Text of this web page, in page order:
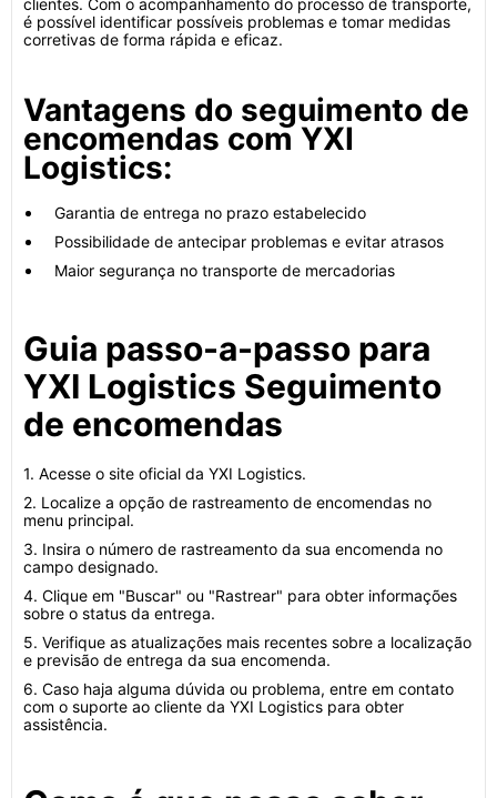
clientes. Com o acompanhamento do processo de transporte,
é possível identificar possíveis problemas e tomar medidas
corretivas de forma rápida e eficaz.
Vantagens do seguimento de
encomendas com YXI
Logistics:
Garantia de entrega no prazo estabelecido
Possibilidade de antecipar problemas e evitar atrasos
Maior segurança no transporte de mercadorias
Guia passo-a-passo para
YXI Logistics Seguimento
de encomendas
1. Acesse o site oficial da YXI Logistics.
2. Localize a opção de rastreamento de encomendas no
menu principal.
3. Insira o número de rastreamento da sua encomenda no
campo designado.
4. Clique em "Buscar" ou "Rastrear" para obter informações
sobre o status da entrega.
5. Verifique as atualizações mais recentes sobre a localização
e previsão de entrega da sua encomenda.
6. Caso haja alguma dúvida ou problema, entre em contato
com o suporte ao cliente da YXI Logistics para obter
assistência.